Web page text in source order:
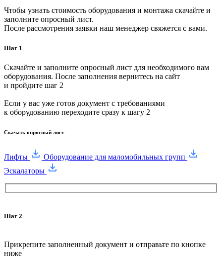
Чтобы узнать стоимость оборудования и монтажа скачайте и
заполните опросный лист.
После рассмотрения заявки наш менеджер свяжется с вами.
Шаг 1
Скачайте и заполните опросный лист для необходимого вам
оборудования. После заполнения вернитесь на сайт
и пройдите шаг 2
Если у вас уже готов документ с требованиями
к оборудованию переходите сразу к шагу 2
Скачать опросный лист
Лифты
Оборудование для маломобильных групп
Эскалаторы
Шаг 2
Прикрепите заполненный документ и отправьте по кнопке
ниже